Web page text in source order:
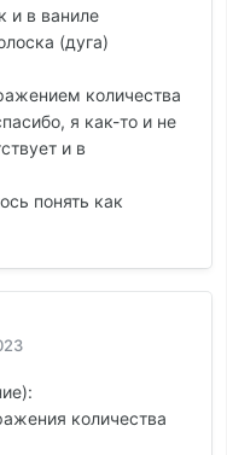
и в ваниле
(дуга)
количества
я как-то и не
и в
понять как
количества